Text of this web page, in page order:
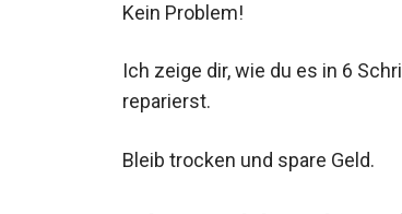
Kein Problem!
Ich zeige dir, wie du es in 6
reparierst.
Bleib trocken und spare Geld.